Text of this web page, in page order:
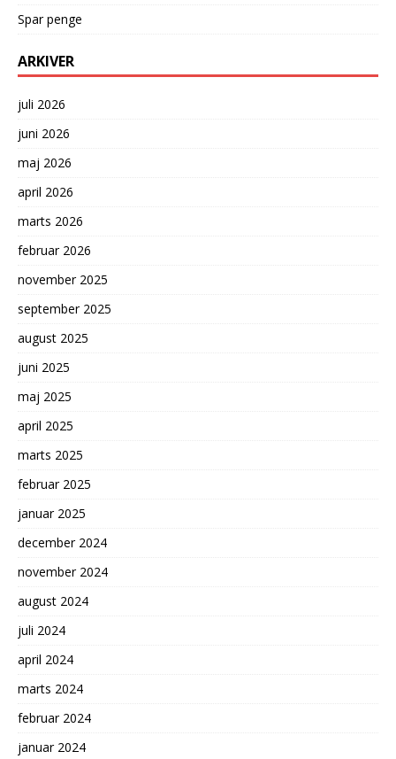
Spar penge
ARKIVER
juli 2026
juni 2026
maj 2026
april 2026
marts 2026
februar 2026
november 2025
september 2025
august 2025
juni 2025
maj 2025
april 2025
marts 2025
februar 2025
januar 2025
december 2024
november 2024
august 2024
juli 2024
april 2024
marts 2024
februar 2024
januar 2024